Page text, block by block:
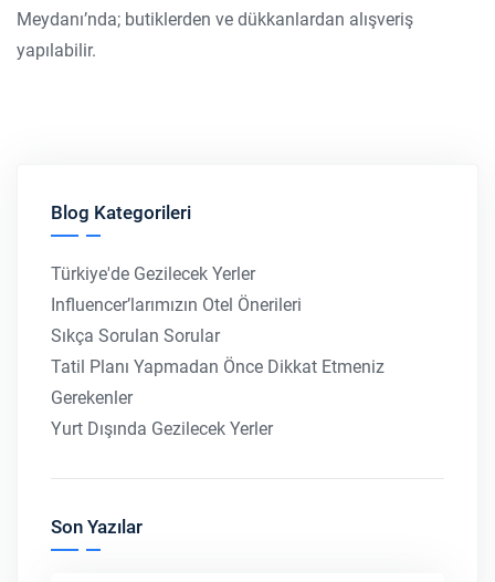
Meydanı’nda; butiklerden ve dükkanlardan alışveriş
yapılabilir.
Blog Kategorileri
Türkiye'de Gezilecek Yerler
Influencer’larımızın Otel Önerileri
Sıkça Sorulan Sorular
Tatil Planı Yapmadan Önce Dikkat Etmeniz
Gerekenler
Yurt Dışında Gezilecek Yerler
Son Yazılar